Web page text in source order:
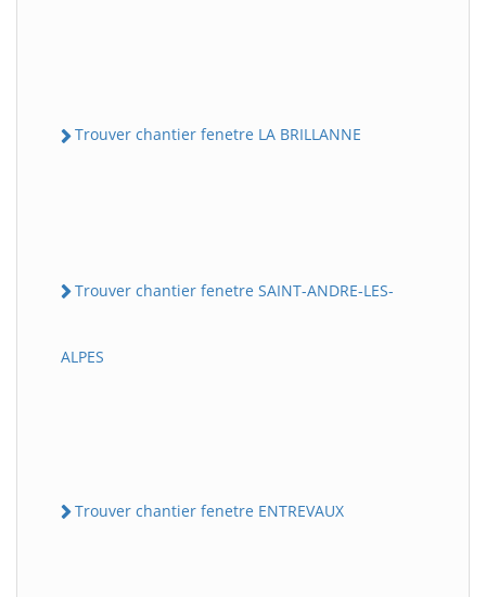
Trouver chantier fenetre LA BRILLANNE
Trouver chantier fenetre SAINT-ANDRE-LES-
ALPES
Trouver chantier fenetre ENTREVAUX